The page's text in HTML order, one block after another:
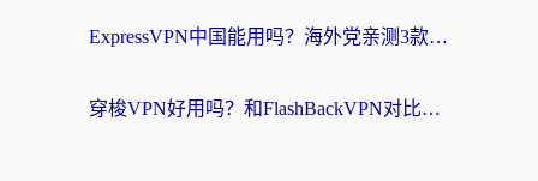
ExpressVPN中国能用吗？海外党亲测3款热门回国加速器，教你避开破解VPN坑
穿梭VPN好用吗？和FlashBackVPN对比哪个回国效果更好？海外党亲测3款加速器+避坑指南